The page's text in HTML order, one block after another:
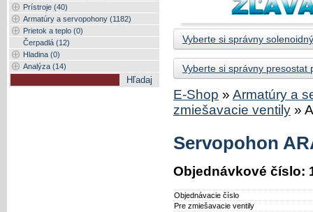
Prístroje (40)
Armatúry a servopohony (1182)
Prietok a teplo (0)
Čerpadlá (12)
Hladina (0)
Analýza (14)
Vyberte si správny
Vyberte si správny presostat
E-Shop » Armatúry a
zmiešavacie ventily »
Servopohon
Objednávkové číslo:
Objednávacie číslo
Pre zmiešavacie ventily